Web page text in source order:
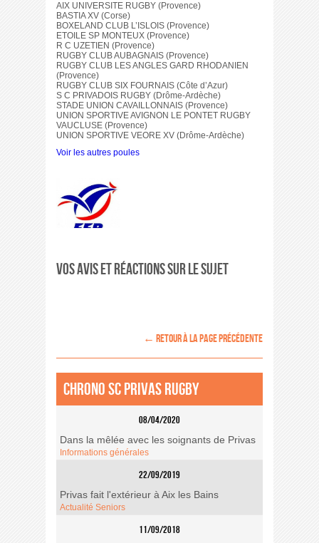
AIX UNIVERSITE RUGBY (Provence)
BASTIA XV (Corse)
BOXELAND CLUB L’ISLOIS (Provence)
ETOILE SP MONTEUX (Provence)
R C UZETIEN (Provence)
RUGBY CLUB AUBAGNAIS (Provence)
RUGBY CLUB LES ANGLES GARD RHODANIEN
(Provence)
RUGBY CLUB SIX FOURNAIS (Côte d’Azur)
S C PRIVADOIS RUGBY (Drôme-Ardèche)
STADE UNION CAVAILLONNAIS (Provence)
UNION SPORTIVE AVIGNON LE PONTET RUGBY
VAUCLUSE (Provence)
UNION SPORTIVE VEORE XV (Drôme-Ardèche)
Voir les autres poules
Vos avis et réactions sur le sujet
← retour à la page précédente
Chrono SC Privas Rugby
08/04/2020
Dans la mêlée avec les soignants de Privas
Informations générales
22/09/2019
Privas fait l'extérieur à Aix les Bains
Actualité Seniors
11/09/2018